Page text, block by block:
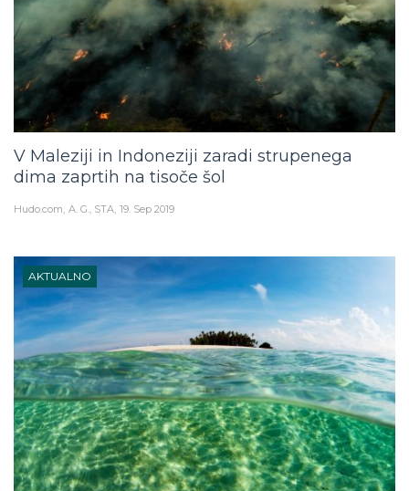
V Maleziji in Indoneziji zaradi strupenega
dima zaprtih na tisoče šol
Hudo.com A. G., STA 19. Sep 2019
AKTUALNO